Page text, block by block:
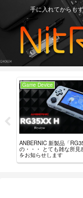
手に入れてからも
ローラー
ビュー、こ
Game Device
ANBERNIC
ファームウェ
ガイド。